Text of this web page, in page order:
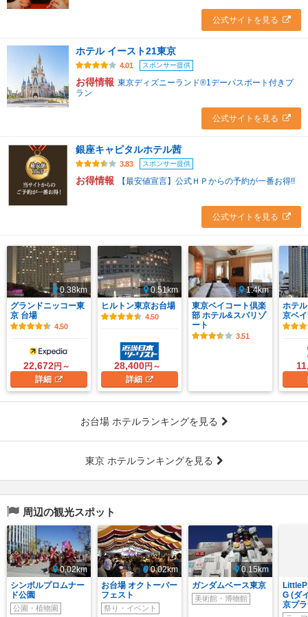
公式サイトを見る
ホテル イースト21東京
4.01 スポンサー提供
お得情報 東京ディズニーランド®1デーパスポート付きプ
ラン
公式サイトを見る
銀座キャピタルホテル茜
3.83 スポンサー提供
お得情報 【最安値宣言】公式ＨＰからの予約が一番お得!!
公式サイトを見る
0.38km
グランドニッコー東
京 台場
4.50
22,672円～
詳細
0.51km
ヒルトン東京お台場
4.50
28,400円～
詳細
1.4km
東京ベイコート倶楽
部 ホテル&スパリゾ
ート
3.51
ホテ
京ベ
お台場 ホテルランキングを見る
東京 ホテルランキングを見る
周辺の観光スポット
0.02km
シンボルプロムナー
ド公園
公園・植物園
0.02km
お台場 オクトーバー
フェスト
祭り・イベント
0.15km
ガンダムベース東京
美術館・博物館
G (ダ
京プ